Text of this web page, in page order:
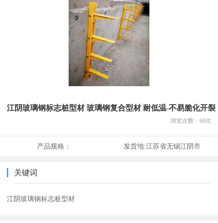
江阴玻璃钢标志桩型材 玻璃钢复合型材 耐低温-不易脆化开裂
浏览次数： 68次
产品规格： 发货地:江苏省无锡江阴市
关键词
江阴玻璃钢标志桩型材